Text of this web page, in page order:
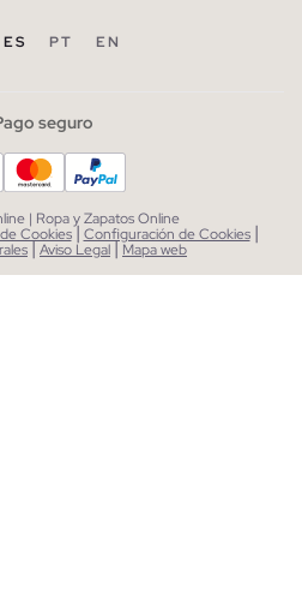
ES PT EN
seguro
| Ropa y Zapatos Online
Cookies| Configuración de Cookies |
|Aviso Legal| Mapa web